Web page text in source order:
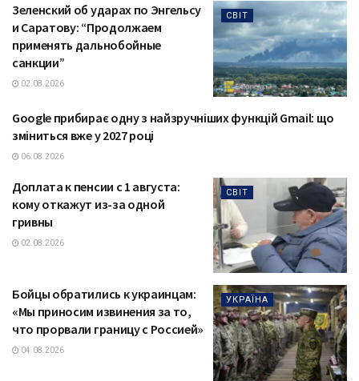
СВІТ
Зеленский об ударах по Энгельсу
и Саратову: “Продолжаем
применять дальнобойные
санкции”
02.08.2026
ТЕХНОЛОГІЇ
Google прибирає одну з найзручніших функцій Gmail: що
зміниться вже у 2027 році
06.08.2026
СВІТ
Доплата к пенсии с 1 августа:
кому откажут из-за одной
гривны
02.08.2026
УКРАЇНА
Бойцы обратились к украинцам:
«Мы приносим извинения за то,
что прорвали границу с Россией»
04.08.2026